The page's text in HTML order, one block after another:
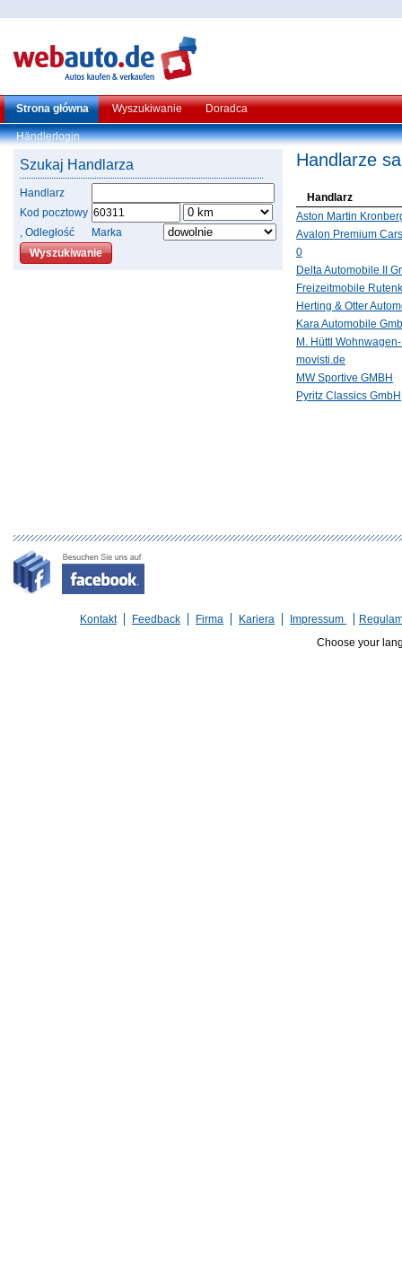
Strona główna Wyszukiwanie Doradca
Händlerlogin
Szukaj Handlarza
Handlarz
Kod pocztowy
, Odległość
Marka
Handlarze
Handlarz
Aston Martin
Avalon Premium Cars
0
Delta Automobile II
Freizeitmobile
Herting & Otter
Kara Automobile
M. Hüttl
movisti.de
MW Sportive GMBH
Pyritz Classics GmbH
Kontakt Feedback Firma Kariera Impressum
Choose your